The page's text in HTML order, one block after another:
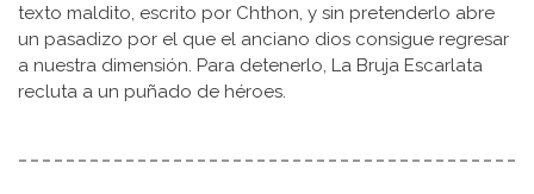
texto maldito, escrito por Chthon, y sin pretenderlo abre
un pasadizo por el que el anciano dios consigue regresar
a nuestra dimensión. Para detenerlo, La Bruja Escarlata
recluta a un puñado de héroes.